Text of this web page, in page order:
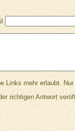
Links mehr erlaubt.
richtigen Antwort